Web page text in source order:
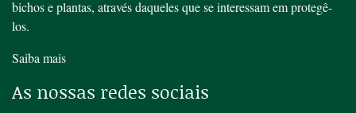
bichos e plantas, através daqueles que se interessam em protegê-
los.
Saiba mais
As nossas redes sociais